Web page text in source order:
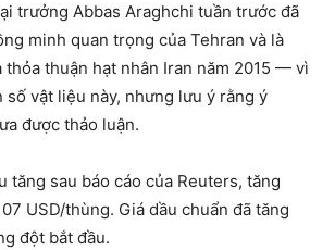
trưởng Abbas Araghchi tuần trước đã
minh quan trọng của Tehran và là
thỏa thuận hạt nhân Iran năm 2015 — vì
vật liệu này, nhưng lưu ý rằng ý
được thảo luận.
tăng sau báo cáo của Reuters, tăng
USD/thùng. Giá dầu chuẩn đã tăng
đột bắt đầu.